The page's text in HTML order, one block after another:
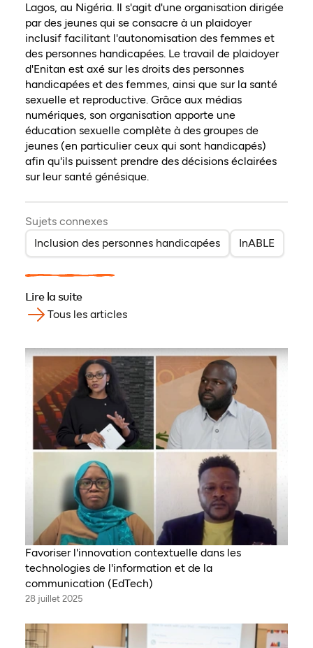
Lagos, au Nigéria. Il s'agit d'une organisation dirigée
par des jeunes qui se consacre à un plaidoyer
inclusif facilitant l'autonomisation des femmes et
des personnes handicapées. Le travail de plaidoyer
d'Enitan est axé sur les droits des personnes
handicapées et des femmes, ainsi que sur la santé
sexuelle et reproductive. Grâce aux médias
numériques, son organisation apporte une
éducation sexuelle complète à des groupes de
jeunes (en particulier ceux qui sont handicapés)
afin qu'ils puissent prendre des décisions éclairées
sur leur santé génésique.
Sujets connexes
Inclusion des personnes handicapées
InABLE
Lire la suite
Tous les articles
Favoriser l'innovation contextuelle dans les
technologies de l'information et de la
communication (EdTech)
28 juillet 2025